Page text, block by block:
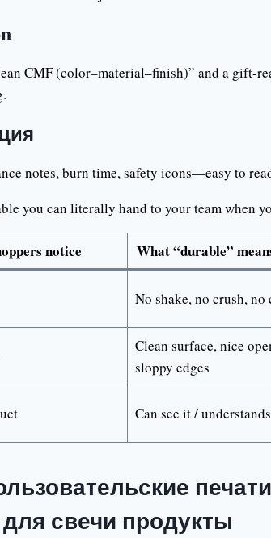
CMF (color–material–finish)” and a gift-
notes, burn time, safety icons—easy to
you can literally hand to your team when
notice What “durable”
No shake, no crush,
Clean surface, nice
sloppy edges
Can see it /
свечи продукты